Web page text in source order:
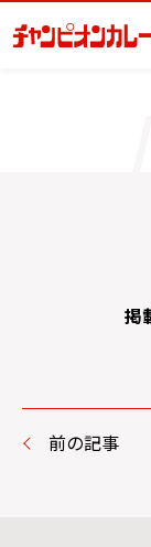
掲
前の記事